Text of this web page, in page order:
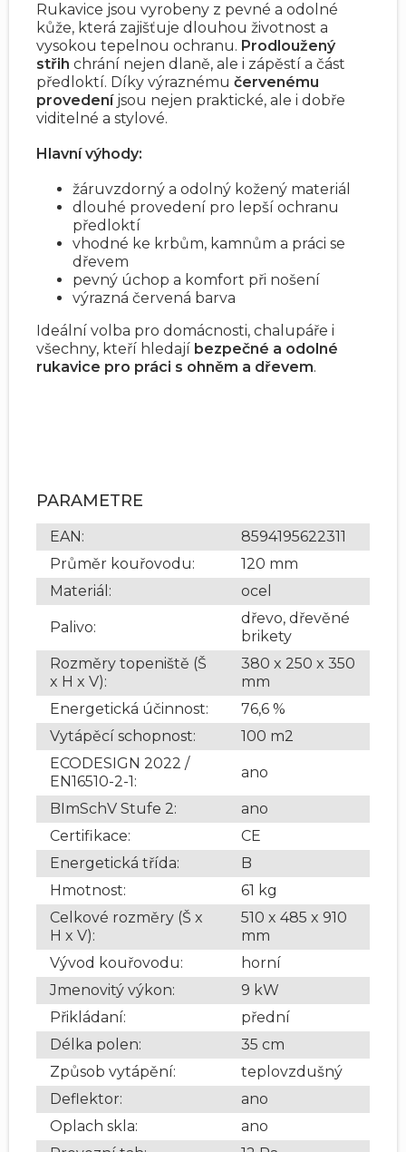
Rukavice jsou vyrobeny z pevné a odolné
kůže, která zajišťuje dlouhou životnost a
vysokou tepelnou ochranu. Prodloužený
střih chrání nejen dlaně, ale i zápěstí a část
předloktí. Díky výraznému červenému
provedeníjsou nejen praktické, ale i dobře
viditelné a stylové.
Hlavní výhody:
žáruvzdorný a odolný kožený materiál
dlouhé provedení pro lepší ochranu
předloktí
vhodné ke krbům, kamnům a práci se
dřevem
pevný úchop a komfort při nošení
výrazná červená barva
Ideální volba pro domácnosti, chalupáře i
všechny, kteří hledají bezpečné a odolné
rukavice pro práci s ohněm a dřevem.
PARAMETRE
EAN:
8594195622311
Průměr kouřovodu:
120 mm
Materiál : ocel
Palivo:
dřevo, dřevěné
brikety
Rozměry topeniště (Š
x H x V):
380 x 250 x 350
mm
Energetická účinnost:
76,6 %
Vytápěcí schopnost:
100 m2
ECODESIGN 2022 /
EN16510-2-1:
ano
BImSchV Stufe 2:
ano
Certifikace:
CE
Energetická třída:
B
Hmotnost:
61 kg
Celkové rozměry (Š x
H x V):
510 x 485 x 910
mm
Vývod kouřovodu:
horní
Jmenovitý výkon:
9 kW
Přikládaní:
přední
Délka polen:
35 cm
Způsob vytápění:
teplovzdušný
Deflektor:
ano
Oplach skla:
ano